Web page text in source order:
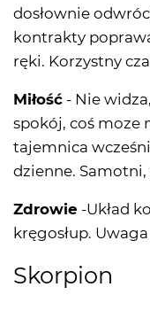
dosłownie
kontrakty
ręki. Korzystny
Miłość - Nie
spokój, coś moze
tajemnica
dzienne.
Zdrowie -Układ
kręgosłup.
Skorpion